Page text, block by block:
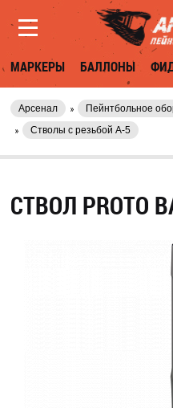
МАРКЕРЫ БАЛЛОНЫ
Арсенал Пейнтбольное
Стволы с резьбой A-5
СТВОЛ PROTO